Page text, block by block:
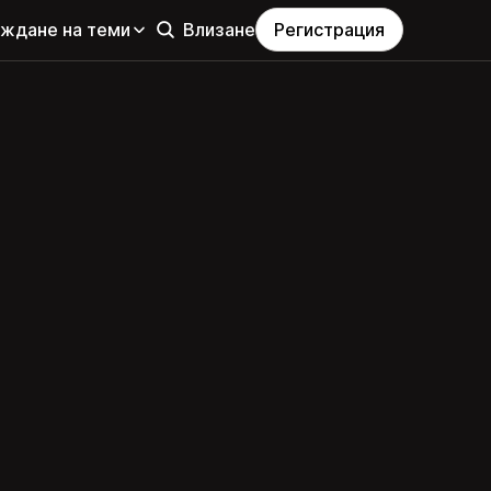
на теми Влизане Регистрация